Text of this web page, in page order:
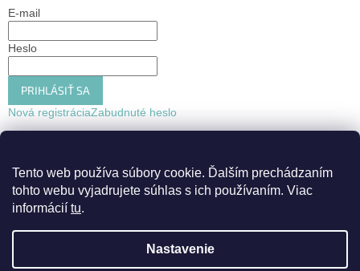
Tento web používa súbory cookie. Ďalším prechádzaním
tohto webu vyjadrujete súhlas s ich používaním. Viac
informácií tu.
Nastavenie
E-mail
Heslo
PRIHLÁSIŤ SA
Nová registráciaZabudnuté heslo
Vytvoril Shoptet